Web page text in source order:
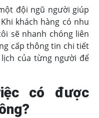
đội ngũ người giúp
khách hàng có nhu
sẽ nhanh chóng liên
cấp thông tin chi tiết
của từng người để
có được